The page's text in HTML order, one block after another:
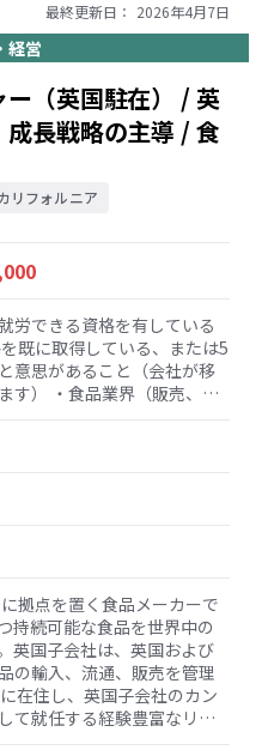
算内でプロジェクトが実行
見積もりやスケジューリン
ト予算、コスト/変更管理、
を作成し、維持する ・エン
ダー、顧客と協力し、レビ
スに交換・伝達し、計画と
を盛り込むとともに、エン
達、リソース配分のための
・プロジェクトチームおよ
ェクトの状況を共有しなが
、人員配置の必要性、請求
する ・作業領域における請
し、実行計画や作業手順に
の問題を含む問題を解決す
イドラインが遵守され、建
規定が満たされていること
的に協力し、スケジュール
最終更新日： 2026年4月7日
経営
（英国駐在） / 英
長戦略の主導 / 食
リフォルニア
労できる資格を有している
既に取得している、または5
意思があること（会社が移
す） ・食品業界（販売、マ
なP/L責任を持つシニアマネ
ティブの役割での実証済み
ーダーシップ、交渉、およ
拠点を置く食品メーカーで
持続可能な食品を世界中の
英国子会社は、英国および
の輸入、流通、販売を管理
在住し、英国子会社のカン
て就任する経験豊富なリー